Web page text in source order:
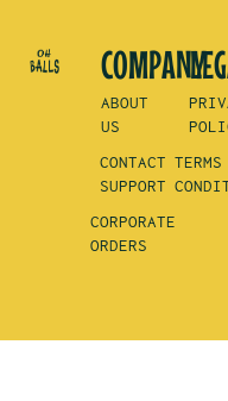
COMPANY
ABOUT
US
CONTACT
SUPPORT
CORPORATE
ORDERS